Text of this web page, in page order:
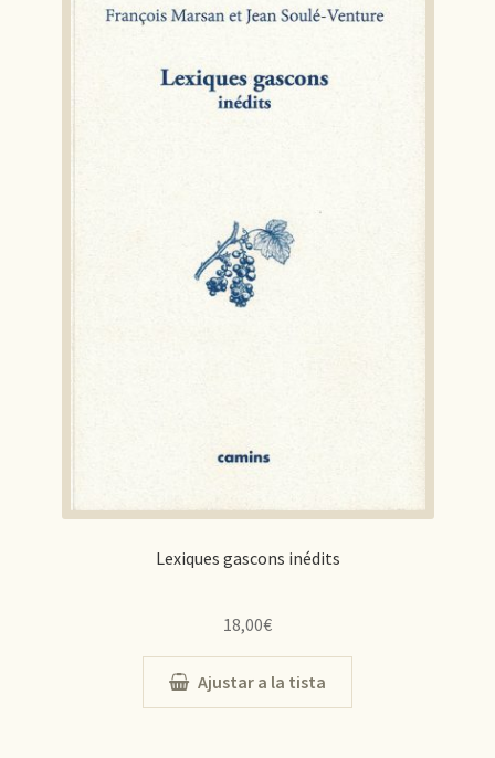
Lexiques gascons inédits
18,00€
Ajustar a la tista